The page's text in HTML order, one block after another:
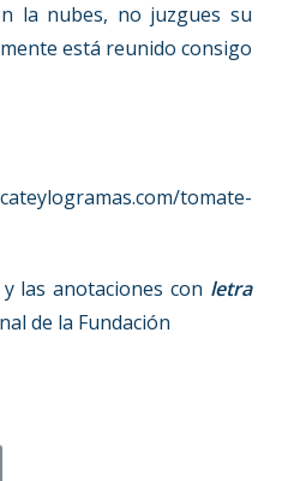
la nubes, no juzgues su
está reunido consigo
tomate-
las anotaciones con letra
de la Fundación